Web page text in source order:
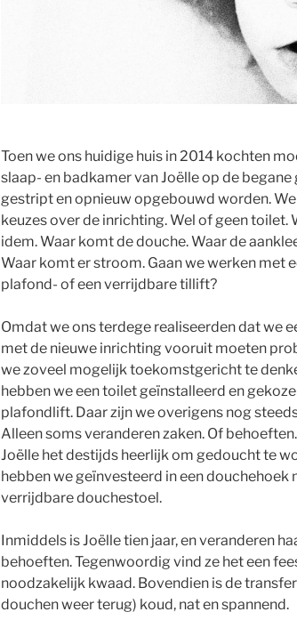
Toen we ons huidige huis in 2014 kochten
slaap- en badkamer van Joëlle op de begane
gestript en opnieuw opgebouwd worden.
keuzes over de inrichting. Wel of geen toilet.
idem. Waar komt de douche. Waar de
Waar komt er stroom. Gaan we werken met
plafond- of een verrijdbare tillift?
Omdat we ons terdege realiseerden dat we
met de nieuwe inrichting vooruit moeten
we zoveel mogelijk toekomstgericht te
hebben we een toilet geïnstalleerd en
plafondlift. Daar zijn we overigens nog
Alleen soms veranderen zaken. Of
Joëlle het destijds heerlijk om gedoucht te
hebben we geïnvesteerd in een douchehoek
verrijdbare douchestoel.
Inmiddels is Joëlle tien jaar, en veranderen
behoeften. Tegenwoordig vind ze het een
noodzakelijk kwaad. Bovendien is de
douchen weer terug) koud, nat en spannend.